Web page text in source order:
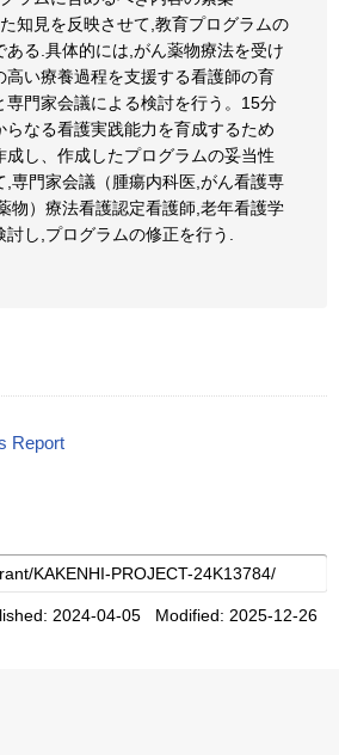
知見を反映させて,教育プログラムの
ある.具体的には,がん薬物療法を受け
高い療養過程を支援する看護師の育
専門家会議による検討を行う。15分
なる看護実践能力を育成するため
し、作成したプログラムの妥当性
,専門家会議（腫瘍内科医,がん看護専
物）療法看護認定看護師,老年看護学
し,プログラムの修正を行う.
Report
2024-04-05 Modified: 2025-12-26